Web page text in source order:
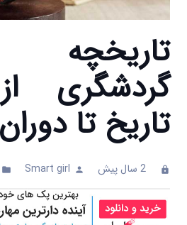
گردشگری
تاریخ تا
clock 2 سال پیش person
Smart girl
folder